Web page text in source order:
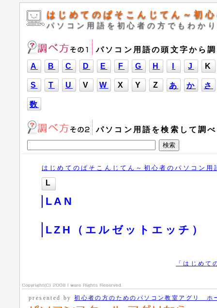
はじめてのぱそこんじてん～初
パソコン用語を初心者の方でもわか
パソコン用語の頭文字から
A
B C D E F G H J K
S T U V W X Y Z あ か さ
数
パソコン用語を検索して調
はじめてのぱそこんじてん～初心者のパソコン用
L
LAN
LZH（エルゼットエッチ）
「はじめ
presented by初心者の方のためのパソコン教室アグリ ホ